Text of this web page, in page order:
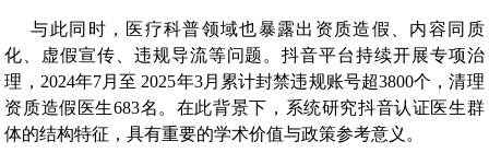
与此同时，医疗科普领域也暴露出资质造假、内容同质
化、虚假宣传、违规导流等问题。抖音平台持续开展专项治
理，2024年7月至 2025年3月累计封禁违规账号超3800个，清理
资质造假医生683名。在此背景下，系统研究抖音认证医生群
体的结构特征，具有重要的学术价值与政策参考意义。